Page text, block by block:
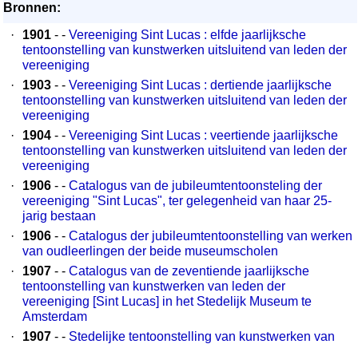
Bronnen:
·
1901 - - Vereeniging Sint Lucas : elfde jaarlijksche
tentoonstelling van kunstwerken uitsluitend van leden der
vereeniging
·
1903 - - Vereeniging Sint Lucas : dertiende jaarlijksche
tentoonstelling van kunstwerken uitsluitend van leden der
vereeniging
·
1904 - - Vereeniging Sint Lucas : veertiende jaarlijksche
tentoonstelling van kunstwerken uitsluitend van leden der
vereeniging
·
1906 - - Catalogus van de jubileumtentoonsteling der
vereeniging "Sint Lucas", ter gelegenheid van haar 25-
jarig bestaan
·
1906 - - Catalogus der jubileumtentoonstelling van werken
van oudleerlingen der beide museumscholen
·
1907 - - Catalogus van de zeventiende jaarlijksche
tentoonstelling van kunstwerken van leden der
vereeniging [Sint Lucas] in het Stedelijk Museum te
Amsterdam
·
1907 - - Stedelijke tentoonstelling van kunstwerken van